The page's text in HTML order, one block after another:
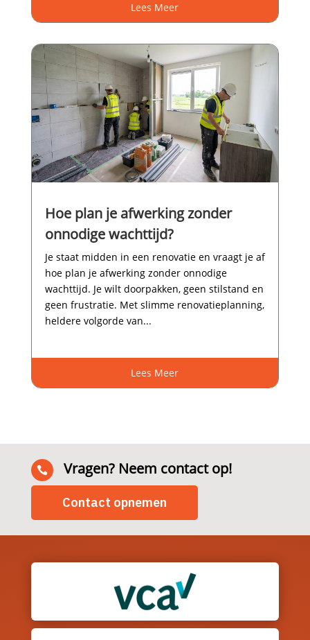
Lees Meer
Hoe plan je afwerking zonder
onnodige wachttijd?
Je staat midden in een renovatie en vraagt je af
hoe plan je afwerking zonder onnodige
wachttijd.​ Je wilt doorpakken, geen stilstand en
geen frustratie.​ Met slimme renovatieplanning,
heldere volgorde van...
Lees Meer
 Vragen? Neem contact op!
Contact opnemen